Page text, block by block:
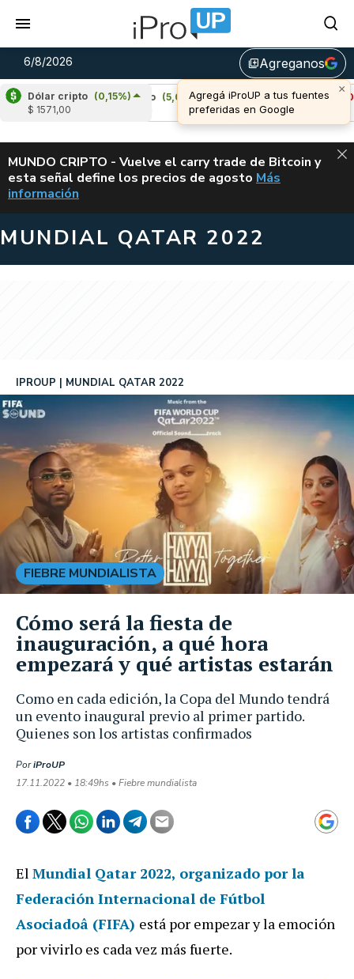
6/8/2026 library_addAgreganos
Dólar cripto (0,15%)
$ 1571,00
Cardano (5,05%)
Avalanche (-3,02%)
u$s 6,45
ALERTA
MUNDO CRIPTO - Vuelve el carry trade de Bitcoin y
esta señal define los precios de agosto VUELVE EL
Más
información
MUNDIAL QATAR 2022
Como en cada edición, la Copa del Mundo tendrá
un evento inaugural previo al primer partido.
Quienes son los artistas confirmados
IPROUP MUNDIAL QATAR 2022
PoriProUP
17.11.2022 • 18:49hs • Fiebre mundialista
FIEBRE MUNDIALISTA
Cómo será la fiesta de
inauguración, a qué hora
empezará y qué artistas estarán
El Mundial Qatar 2022, organizado por la
Federación Internacional de Fútbol
Asociadoâ (FIFA) está por empezar y la emoción
por vivirlo es cada vez más fuerte.